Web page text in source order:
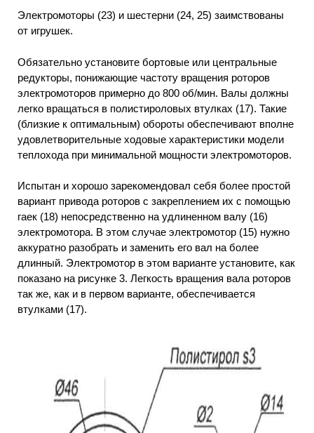
Электромоторы (23) и шестерни (24, 25) заимствованы
от игрушек.
Обязательно установите бортовые или центральные
редукторы, понижающие частоту вращения роторов
электромоторов примерно до 800 об/мин. Валы должны
легко вращаться в полистироловых втулках (17). Такие
(близкие к оптимальным) обороты обеспечивают вполне
удовлетворительные ходовые характеристики модели
теплохода при минимальной мощности электромоторов.
Испытан и хорошо зарекомендовал себя более простой
вариант привода роторов с закреплением их с помощью
гаек (18) непосредственно на удлиненном валу (16)
электромотора. В этом случае электромотор (15) нужно
аккуратно разобрать и заменить его вал на более
длинный. Электромотор в этом варианте установите, как
показано на рисунке 3. Легкость вращения вала роторов
так же, как и в первом варианте, обеспечивается
втулками (17).